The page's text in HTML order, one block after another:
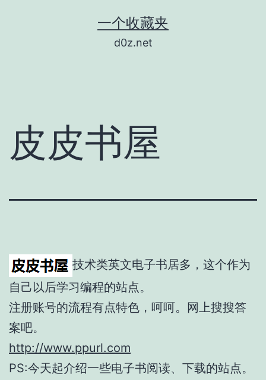
一个收藏夹
d0z.net
皮皮书屋
技术类英文电子书居多，这个作为
自己以后学习编程的站点。
注册账号的流程有点特色，呵呵。网上搜搜答
案吧。
http://www.ppurl.com
PS:今天起介绍一些电子书阅读、下载的站点。